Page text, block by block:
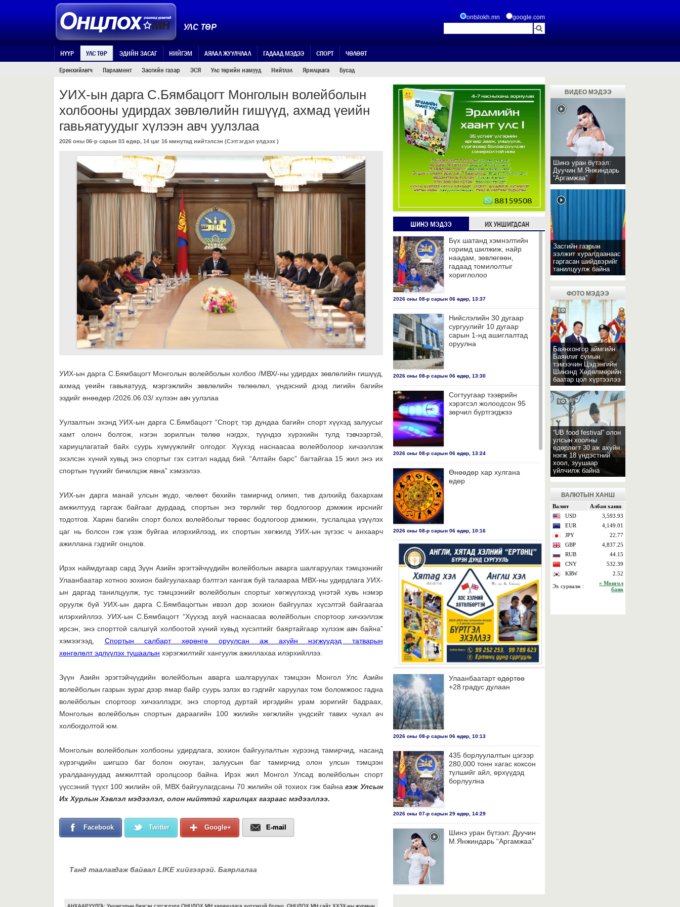
УЛС ТӨР
ontslokh.mn google.com
НҮҮР УЛС ТӨР ЭДИЙН ЗАСАГ НИЙГЭМ АЯЛАЛ ЖУУЛЧЛАЛ ГАДААД МЭДЭЭ СПОРТ
ЧӨЛӨӨТ
Ерөнхийлөгч
Парламент Засгийн газар ЭСЯ Улс төрийн намууд Нийтлэл Ярилцлага Бусад
УИХ-ын дарга С.Бямбацогт Монголын волейболын
холбооны удирдах зөвлөлийн гишүүд, ахмад үеийн
гавьяатуудыг хүлээн авч уулзлаа
2026 оны 06-р сарын 03 өдөр, 14 цаг 16 минутад нийтэлсэн (Сэтгэгдэл үлдээх )
УИХ-ын дарга С.Бямбацогт Монголын волейболын холбоо /МВХ/-ны удирдах зөвлөлийн гишүүд,
ахмад үеийн гавьяатууд, мэргэжлийн зөвлөлийн төлөөлөл, үндэсний дээд лигийн багийн
эздийг өнөөдөр /2026.06.03/ хүлээн авч уулзлаа
Уулзалтын эхэнд УИХ-ын дарга С.Бямбацогт “Спорт, тэр дундаа багийн спорт хүүхэд залуусыг
хамт олонч болгож, нэгэн зорилгын төлөө нэгдэх, түүндээ хүрэхийн тулд тэвчээртэй,
хариуцлагатай байх суурь хүмүүжлийг олгодог. Хүүхэд наснаасаа волейболоор хичээллэж
эхэлсэн хүний хувьд энэ спортыг гэх сэтгэл надад бий. “Алтайн барс” багтайгаа 15 жил энэ их
спортын түүхийг бичилцэж явна” хэмээлээ.
УИХ-ын дарга манай улсын жүдо, чөлөөт бөхийн тамирчид олимп, тив дэлхийд бахархам
амжилтууд гаргаж байгааг дурдаад, спортын энэ төрлийг төр бодлогоор дэмжиж ирснийг
тодотгов. Харин багийн спорт болох волейболыг төрөөс бодлогоор дэмжин, туслалцаа үзүүлэх
цаг нь болсон гэж үзэж буйгаа илэрхийлээд, их спортын хөгжилд УИХ-ын зүгээс ч анхаарч
ажиллана гэдгийг онцлов.
Ирэх наймдугаар сард Зүүн Азийн эрэгтэйчүүдийн волейболын аварга шалгаруулах тэмцээнийг
Улаанбаатар хотноо зохион байгуулахаар бэлтгэл хангаж буй талаараа МВХ-ны удирдлага УИХ-
ын даргад танилцуулж, тус тэмцээнийг волейболын спортыг хөгжүүлэхэд үнэтэй хувь нэмэр
оруулж буй УИХ-ын дарга С.Бямбацогтын ивээл дор зохион байгуулах хүсэлтэй байгаагаа
илэрхийллээ. УИХ-ын С.Бямбацогт “Хүүхэд ахуй наснаасаа волейболын спортоор хичээллэж
ирсэн, энэ спорттой салшгүй холбоотой хүний хувьд хүсэлтийг баяртайгаар хүлээж авч байна”
хэмээгээд, Спортын салбарт хөрөнгө оруулсан аж ахуйн нэгжүүдэд татварын
хөнгөлөлт эдлүүлэх тушаалын хэрэгжилтийг хангуулж ажиллахаа илэрхийллээ.
Зүүн Азийн эрэгтэйчүүдийн волейболын аварга шалгаруулах тэмцээн Монгол Улс Азийн
волейболын газрын зураг дээр ямар байр суурь эзлэх вэ гэдгийг харуулах том боломжоос гадна
волейболын спортоор хичээллэдэг, энэ спортод дуртай иргэдийн урам зоригийг бадраах,
Монголын волейболын спортын дараагийн 100 жилийн хөгжлийн үндсийг тавих чухал ач
холбогдолтой юм.
Монголын волейболын холбооны удирдлага, зохион байгуулалтын хүрээнд тамирчид, насанд
хүрэгчдийн шигшээ баг болон оюутан, залуусын баг тамирчид олон улсын тэмцээн
уралдаануудад амжилттай оролцсоор байна. Ирэх жил Монгол Улсад волейболын спорт
үүссэний түүхт 100 жилийн ой, МВХ байгуулагдсаны 70 жилийн ой тохиох гэж байнагэж Улсын
Их Хурлын Хэвлэл мэдээлэл, олон нийттэй харилцах газраас мэдээллээ.
Facebook Twitter Google+ E-mail
Танд таалагдаж байвал LIKE хийгээрэй. Баярлалаа
АНХААРУУЛГА: Уншигчдын бичсэн сэтгэгдэлд ОНЦЛОХ.МН хариуцлага хүлээхгүй болно. ОНЦЛОХ.МН сайт ХХЗХ-ны журмын
ШИНЭ МЭДЭЭ ИХ УНШИГДСАН
Бүх шатанд хэмнэлтийн
горимд шилжиж, найр
наадам, зөвлөгөөн,
гадаад томилолтыг
хориглолоо
2026 оны 08-р сарын 06 өдөр, 13:37
Нийслэлийн 30 дугаар
сургуулийг 10 дугаар
сарын 1-нд ашиглалтад
оруулна
2026 оны 08-р сарын 06 өдөр, 13:30
Согтуугаар тээврийн
хэрэгсэл жолоодсон 95
зөрчил бүртгэгджээ
2026 оны 08-р сарын 06 өдөр, 13:24
Өнөөдөр хар хулгана
өдөр
2026 оны 08-р сарын 06 өдөр, 10:16
Улаанбаатарт өдөртөө
+28 градус дулаан
2026 оны 08-р сарын 06 өдөр, 10:13
435 борлуулалтын цэгээр
280,000 тонн хагас коксон
түлшийг айл, өрхүүдэд
борлуулна
2026 оны 07-р сарын 29 өдөр, 14:29
Шинэ уран бүтээл: Дуучин
М.Янжиндарь “Аргамжаа”
ВИДЕО МЭДЭЭ
Шинэ уран бүтээл:
Дуучин М.Янжиндарь
“Аргамжаа”
Засгийн газрын
ээлжит хуралдаанаас
гаргасан шийдвэрийг
танилцуулж байна
ФОТО МЭДЭЭ
Баянхонгор аймгийн
Баянлиг сумын
тэмээчин Цэдэнгийн
Шинэнд Хөдөлмөрийн
баатар цол хүртээлээ
“UB food festival” олон
улсын хоолны
өдөрлөгт 30 аж ахуйн
нэгж 18 үндэстний
хоол, зуушаар
үйлчилж байна
ВАЛЮТЫН ХАНШ